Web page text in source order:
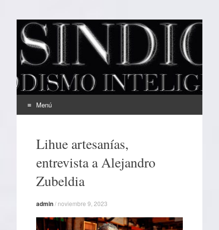
EL SINDICAL
Periodismo Inteligente
Menú
contenidoLihue artesanías,
entrevista a Alejandro
Zubeldia
admin/ noviembre 9, 2023